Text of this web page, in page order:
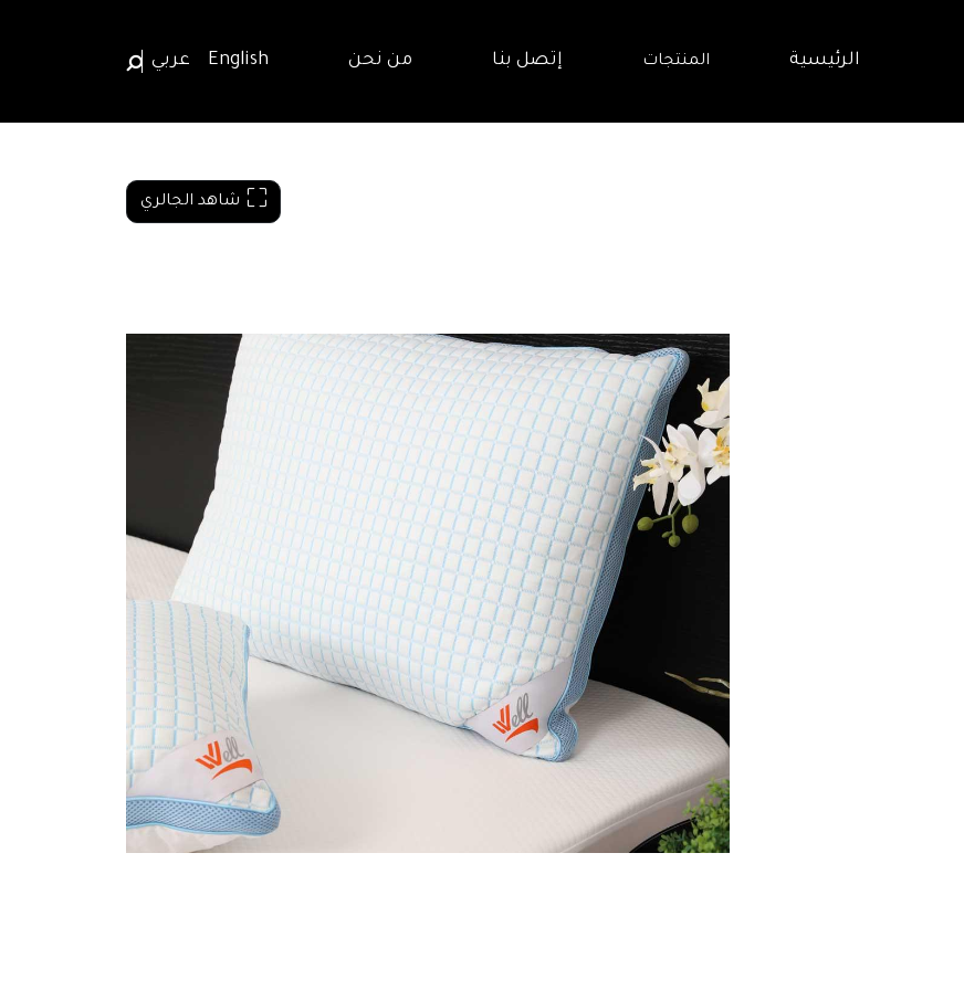
الرئيسية المنتجات إتصل بنا من نحن English عربي
شاهد الجالري